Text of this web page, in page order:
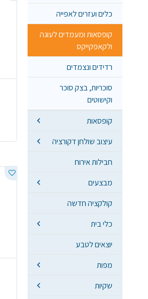
כלים ועזרים לאפייה
קופסאות ומעמדים לעוגה
ולקאפקייקס
רדידים ונצמדים
סוכריות, בצק סוכר
וקישוטים
קופסאות
עיצוב שולחן דקורציה
חבילות אירוח
מבצעים
קולקציה חדשה
כלי בית
יוצאים לטבע
מפות
שקיות